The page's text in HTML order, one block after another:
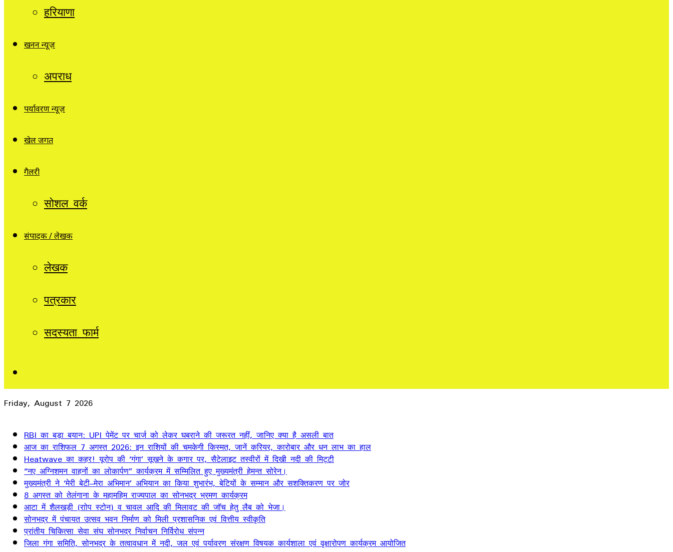
हरियाणा
खनन न्यूज़
अपराध
पर्यावरण न्यूज़
खेल जगत
गैलरी
सोशल वर्क
संपादक / लेखक
लेखक
पत्रकार
सदस्यता फार्म
Friday, August 7 2026
RBI का बड़ा बयान: UPI पेमेंट पर चार्ज को लेकर घबराने की जरूरत नहीं, जानिए क्या है असली बात
आज का राशिफल 7 अगस्त 2026: इन राशियों की चमकेगी किस्मत, जानें करियर, कारोबार और धन लाभ का हाल
Heatwave का कहर! यूरोप की ‘गंगा’ सूखने के कगार पर, सैटेलाइट तस्वीरों में दिखी नदी की मिट्टी
“नए अग्निशमन वाहनों का लोकार्पण” कार्यक्रम में सम्मिलित हुए मुख्यमंत्री हेमन्त सोरेन।
मुख्यमंत्री ने ‘मेरी बेटी–मेरा अभिमान’ अभियान का किया शुभारंभ, बेटियों के सम्मान और सशक्तिकरण पर जोर
8 अगस्त को तेलंगाना के महामहिम राज्यपाल का सोनभद्र भ्रमण कार्यक्रम
आटा में शैलखड़ी (राोप स्टोन) व चावल आदि की मिलावट की जॉच हेतु लैब को भेजा।
सोनभद्र में पंचायत उत्सव भवन निर्माण को मिली प्रशासनिक एवं वित्तीय स्वीकृति
प्रांतीय चिकित्सा सेवा संघ सोनभद्र निर्वाचन निर्विरोध संपन्न
जिला गंगा समिति, सोनभद्र के तत्वावधान में नदी, जल एवं पर्यावरण संरक्षण विषयक कार्यशाला एवं वृक्षारोपण कार्यक्रम आयोजित